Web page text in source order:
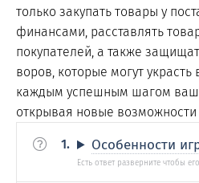
только закупать товары у
финансами, расставлять
покупателей, а также
воров, которые могут
каждым успешным шагом ваш
открывая новые
Особенности